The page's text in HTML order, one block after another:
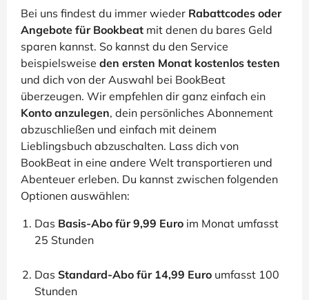
Bei uns findest du immer wieder Rabattcodes oder
Angebote für Bookbeat mit denen du bares Geld
sparen kannst. So kannst du den Service
beispielsweise den ersten Monat kostenlos testen
und dich von der Auswahl bei BookBeat
überzeugen. Wir empfehlen dir ganz einfach ein
Konto anzulegen, dein persönliches Abonnement
abzuschließen und einfach mit deinem
Lieblingsbuch abzuschalten. Lass dich von
BookBeat in eine andere Welt transportieren und
Abenteuer erleben. Du kannst zwischen folgenden
Optionen auswählen:
Das Basis-Abo für 9,99 Euro im Monat umfasst
25 Stunden
Das Standard-Abo für 14,99 Euro umfasst 100
Stunden